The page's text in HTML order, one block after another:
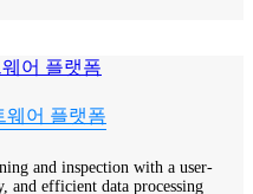
웨어 플랫폼
and inspection with a user-
efficient data processing